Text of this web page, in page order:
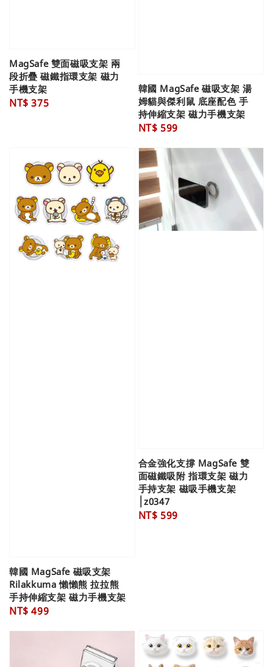
MagSafe 雙面磁吸支架 兩
段折疊 磁鐵指環支架 磁力
手機支架
Regular
NT$ 375
韓國 MagSafe 磁吸支架 湯
姆貓與傑利鼠 底座配色 手
持伸縮支架 磁力手機支架
Regular
NT$ 599
韓國 MagSafe 磁吸支架
Rilakkuma 懶懶熊 拉拉熊
手持伸縮支架 磁力手機支架
Regular
NT$ 499
合金強化支撐 MagSafe 雙
面磁鐵吸附 指環支架 磁力
手持支架 磁吸手機支架
│z0347
Regular
NT$ 599